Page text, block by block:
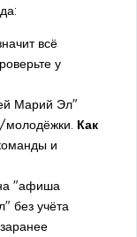
всё
у
Марий Эл"
молодёжки. Как
и
"афиша
без учёта
заранее